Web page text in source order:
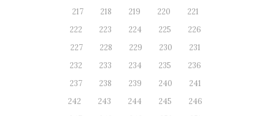
217
218 219 220
221
222
223 224 225
226
227
228 229 230
231
232
233 234 235
236
237
238 239 240
241
242
243 244 245
246